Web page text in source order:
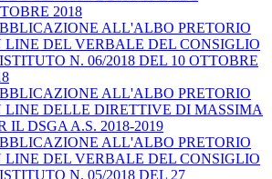
2018
ALL'ALBO PRETORIO
LINE DEL VERBALE DEL CONSIGLIO
N. 06/2018 DEL 10 OTTOBRE
ALL'ALBO PRETORIO
LINE DELLE DIRETTIVE DI MASSIMA
IL DSGA A.S. 2018-2019
ALL'ALBO PRETORIO
LINE DEL VERBALE DEL CONSIGLIO
N. 05/2018 DEL 27